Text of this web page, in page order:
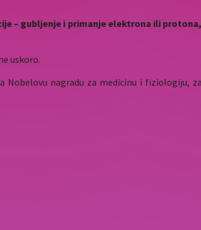
– gubljenje i primanje elektrona ili
uskoro.
Nobelovu nagradu za medicinu i fiziologiju,